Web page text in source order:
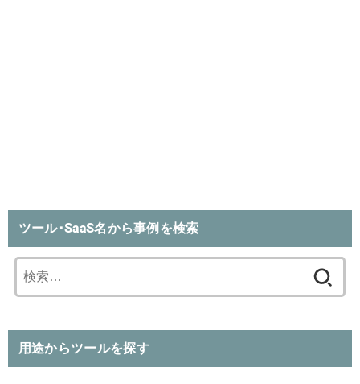
ツール･SaaS名から事例を検索
索:
用途からツールを探す